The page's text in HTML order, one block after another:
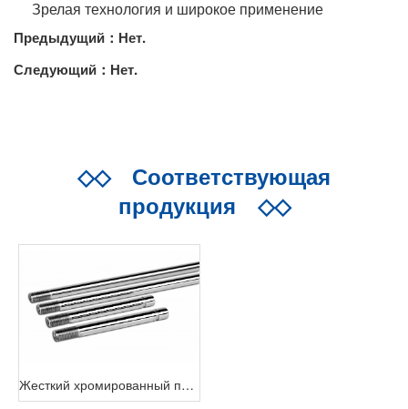
Зрелая технология и широкое применение
Предыдущий：Нет.
Следующий：Нет.
◇◇Соответствующая
продукция ◇◇
Жесткий хромированный прутник